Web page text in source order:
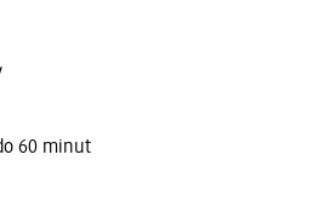
60 minut